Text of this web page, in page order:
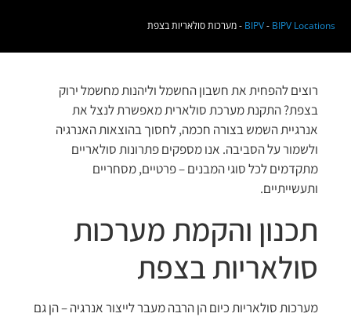
BIPV-BIPV Locations
-מערכות סולאריות בצפת
רוצים להפחית את חשבון החשמל וליהנות מחשמל ירוק
בצפת? התקנת מערכת סולארית מאפשרת לנצל את
אנרגיית השמש בצורה חכמה, לחסוך בהוצאות האנרגיה
ולשמור על הסביבה. אנו מספקים פתרונות סולאריים
מתקדמים לכל סוגי המבנים – פרטיים, מסחריים
ותעשייתיים.
תכנון והקמת מערכות
סולאריות בצפת
מערכות סולאריות כיום הן הרבה מעבר לייצור אנרגיה – הן גם